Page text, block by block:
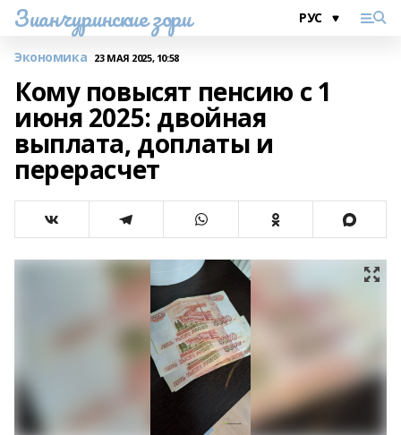
Зианчуринские зори
Экономика 23 МАЯ 2025, 10:58
Кому повысят пенсию с 1
июня 2025: двойная
выплата, доплаты и
перерасчет